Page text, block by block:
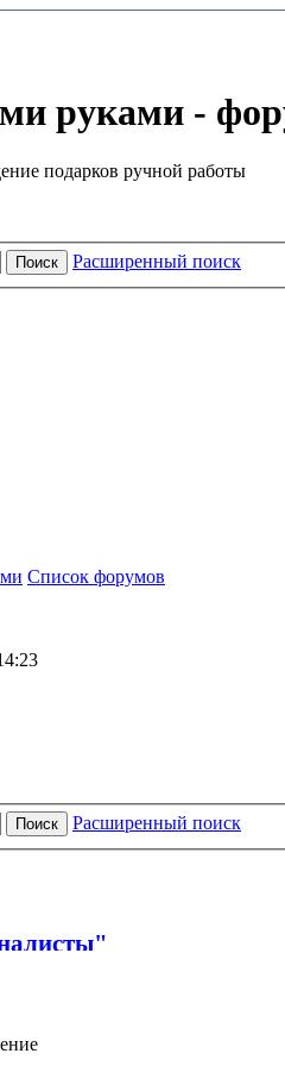
руками -
подарков ручной работы
Поиск Расширенный поиск
Список форумов
Поиск Расширенный поиск